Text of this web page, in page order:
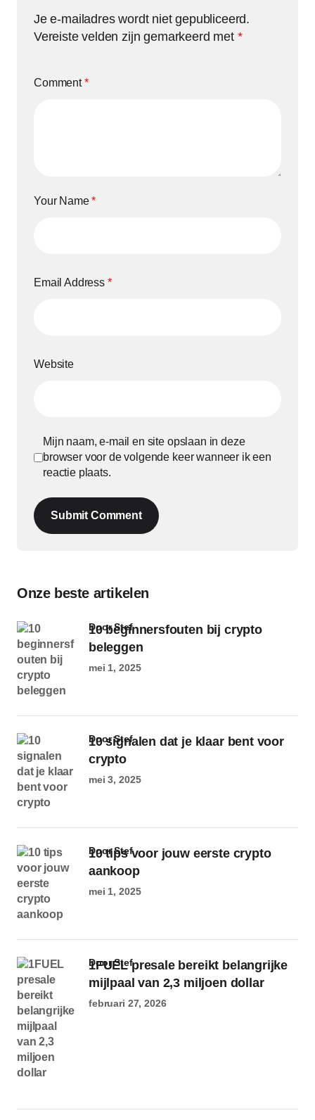
Je e-mailadres wordt niet gepubliceerd.
Vereiste velden zijn gemarkeerd met *
Comment*
Your Name*
Email Address *
Website
Mijn naam, e-mail en site opslaan in deze
browser voor de volgende keer wanneer ik een
reactie plaats.
Submit Comment
Onze beste artikelen
10 beginnersfouten bij crypto
beleggen
door Stef
mei 1, 2025
10 signalen dat je klaar bent voor
crypto
door Stef
mei 3, 2025
10 tips voor jouw eerste crypto
aankoop
door Stef
mei 1, 2025
1FUEL presale bereikt belangrijke
mijlpaal van 2,3 miljoen dollar
door Stef
februari 27, 2026